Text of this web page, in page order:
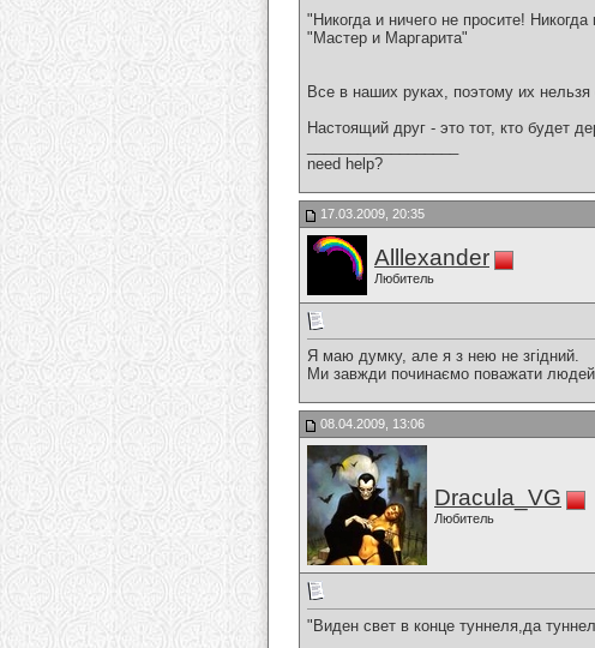
"Никогда и ничего не просите!
"Мастер и Маргарита"
Все в наших руках, поэтому их нельзя
Настоящий друг - это тот, кто будет
need help?
17.03.2009, 20:35
Alllexander
Любитель
Я маю думку, але я з нею не згідний.
Ми завжди починаємо поважати людей
08.04.2009, 13:06
Dracula_VG
Любитель
"Виден свет в конце туннеля,да